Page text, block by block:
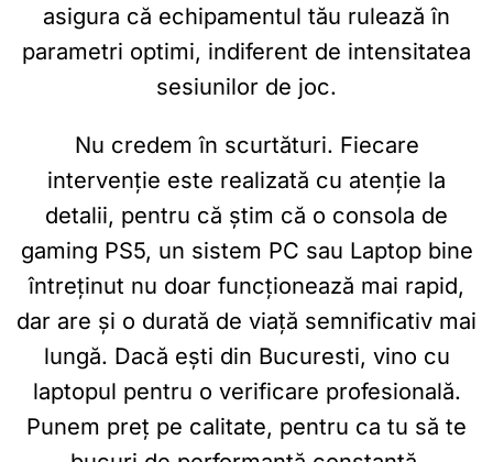
asigura că echipamentul tău rulează în
parametri optimi, indiferent de intensitatea
sesiunilor de joc.
Nu credem în scurtături. Fiecare
intervenție este realizată cu atenție la
detalii, pentru că știm că o consola de
gaming PS5, un sistem PC sau Laptop bine
întreținut nu doar funcționează mai rapid,
dar are și o durată de viață semnificativ mai
lungă. Dacă ești din Bucuresti, vino cu
laptopul pentru o verificare profesională.
Punem preț pe calitate, pentru ca tu să te